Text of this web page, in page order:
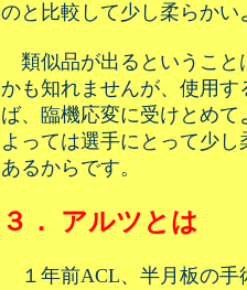
のと比較して少し柔らか
類似品が出るということ
かも知れませんが、使用
ば、臨機応変に受けとめ
よっては選手にとって少
あるからです。
３． アルツとは
１年前ACL、半月板の手